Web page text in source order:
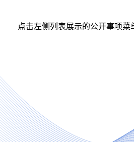
点击左侧列表展示的公开事项菜